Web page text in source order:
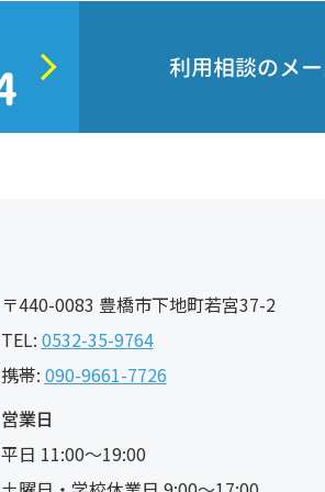
利用相談のメ
〒440-0083 豊橋市下地町若宮37-2
TEL: 0532-35-9764
携帯: 090-9661-7726
営業日
平日 11:00〜19:00